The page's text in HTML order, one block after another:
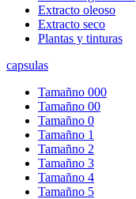
Extracto oleoso
Extracto seco
Plantas y tinturas
capsulas
Tamañno 000
Tamañno 00
Tamañno 0
Tamañno 1
Tamañno 2
Tamañno 3
Tamañno 4
Tamañno 5